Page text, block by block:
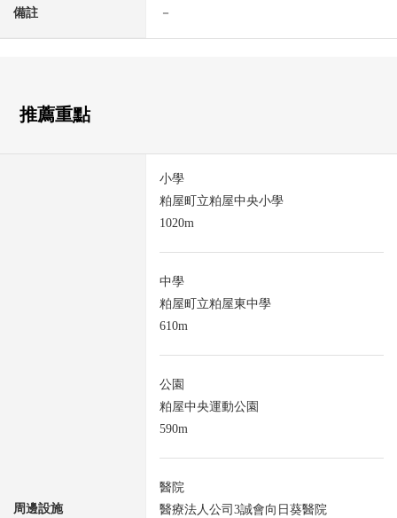
備註 －
推薦重點
周邊設施
小學
粕屋町立粕屋中央小學
1020m
中學
粕屋町立粕屋東中學
610m
公園
粕屋中央運動公園
590m
醫院
醫療法人公司3誠會向日葵醫院